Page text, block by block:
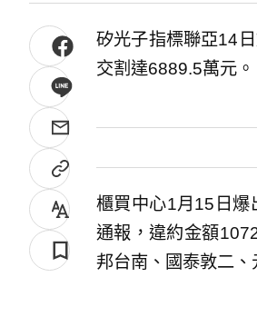
矽光子指標聯亞14
交割達6889.5萬元。
櫃買中心1月15日爆
通報，違約金額
邦台南、國泰敦二